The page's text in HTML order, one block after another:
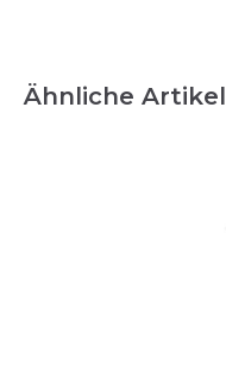
Ähnliche Artikel